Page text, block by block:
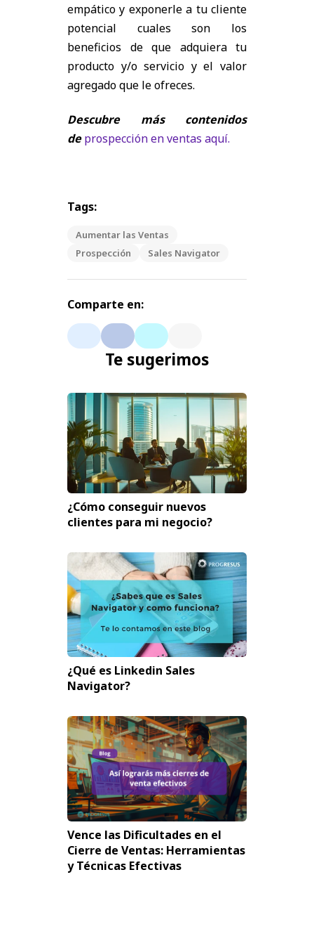
empático y exponerle a tu cliente
potencial cuales son los
beneficios de que adquiera tu
producto y/o servicio y el valor
agregado que le ofreces.
Descubre más contenidos
de prospección en ventas aquí.
Tags:
Aumentar las Ventas
Prospección
Sales Navigator
Comparte en:
Te sugerimos
¿Cómo conseguir nuevos
clientes para mi negocio?
¿Qué es Linkedin Sales
Navigator?
Vence las Dificultades en el
Cierre de Ventas: Herramientas
y Técnicas Efectivas